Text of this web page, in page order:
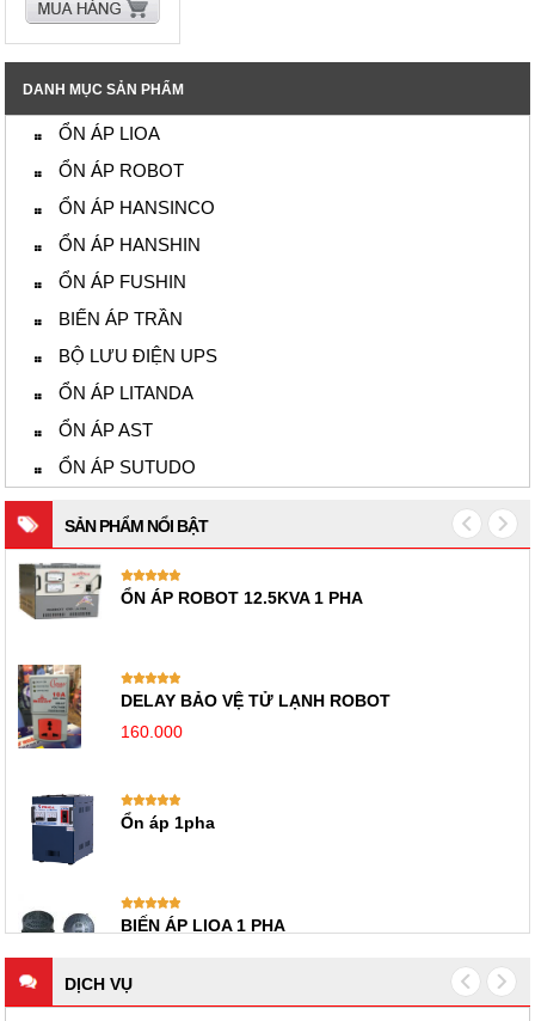
DANH MỤC SẢN PHẨM
ỔN ÁP LIOA
ỔN ÁP ROBOT
ỔN ÁP HANSINCO
ỔN ÁP HANSHIN
ỔN ÁP FUSHIN
BIẾN ÁP TRẦN
BỘ LƯU ĐIỆN UPS
ỔN ÁP LITANDA
ỔN ÁP AST
ỔN ÁP SUTUDO
SẢN PHẨM NỔI BẬT
ỔN ÁP ROBOT 12.5KVA 1 PHA
DELAY BẢO VỆ TỬ LẠNH ROBOT
160.000
Ổn áp 1pha
BIẾN ÁP LIOA 1 PHA
DỊCH VỤ